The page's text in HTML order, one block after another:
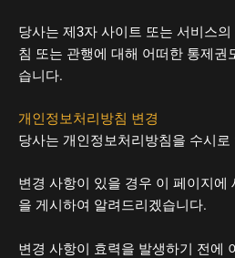
당사는 제3자 사이트 또는 서비스
침 또는 관행에 대해 어떠한 통제권
습니다.
개인정보처리방침 변경
당사는 개인정보처리방침을 수시
변경 사항이 있을 경우 이 페이지에
을 게시하여 알려드리겠습니다.
변경 사항이 효력을 발생하기 전에